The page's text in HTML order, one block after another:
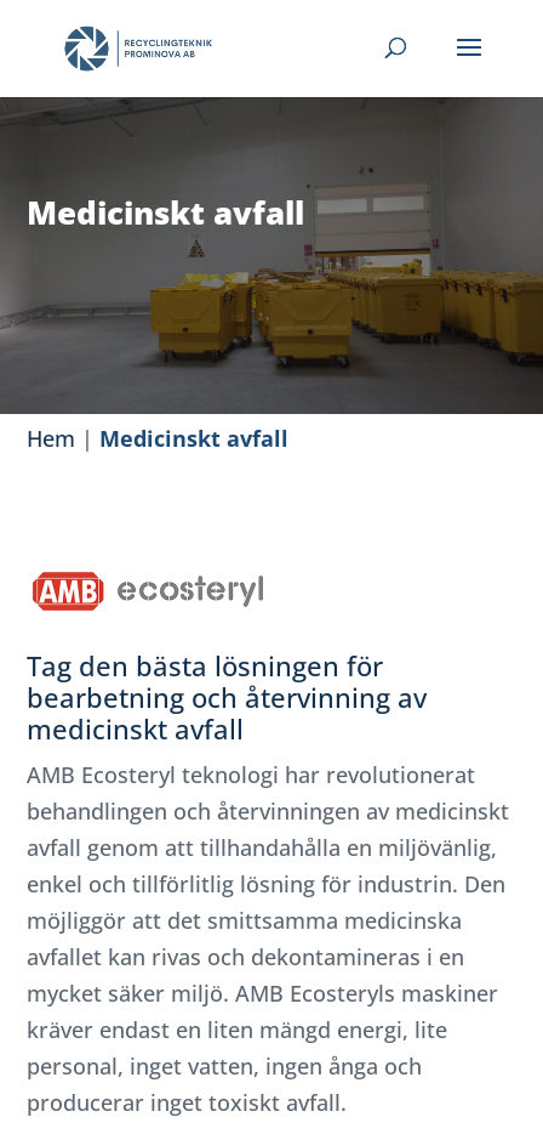
Medicinskt avfall
Hem | Medicinskt avfall
Tag den bästa lösningen för
bearbetning och återvinning av
medicinskt avfall
AMB Ecosteryl teknologi har revolutionerat
behandlingen och återvinningen av medicinskt
avfall genom att tillhandahålla en miljövänlig,
enkel och tillförlitlig lösning för industrin. Den
möjliggör att det smittsamma medicinska
avfallet kan rivas och dekontamineras i en
mycket säker miljö. AMB Ecosteryls maskiner
kräver endast en liten mängd energi, lite
personal, inget vatten, ingen ånga och
producerar inget toxiskt avfall.